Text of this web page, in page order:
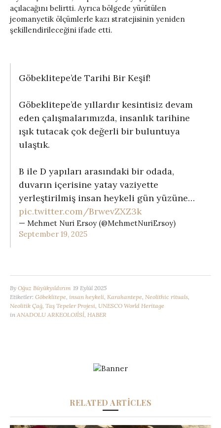
açılacağını belirtti. Ayrıca bölgede yürütülen
jeomanyetik ölçümlerle kazı stratejisinin yeniden
şekillendirileceğini ifade etti.
Göbeklitepe’de Tarihi Bir Keşif!
Göbeklitepe’de yıllardır kesintisiz devam
eden çalışmalarımızda, insanlık tarihine
ışık tutacak çok değerli bir buluntuya
ulaştık.
B ile D yapıları arasındaki bir odada,
duvarın içerisine yatay vaziyette
yerleştirilmiş insan heykeli gün yüzüne…
pic.twitter.com/BrwevZXZ3k
— Mehmet Nuri Ersoy (@MehmetNuriErsoy)
September 19, 2025
By Oğuz Büyükyıldırım 19 Eylül 2025
Etiketler: Göbeklitepe insan heykeli Karahantepe Neolithic rituals
Neolitik Çağ Taş Tepeler Projesi UNESCO World Heritage
in ANADOLU ARKEOLOJİSİ HABER
RELATED ARTICLES